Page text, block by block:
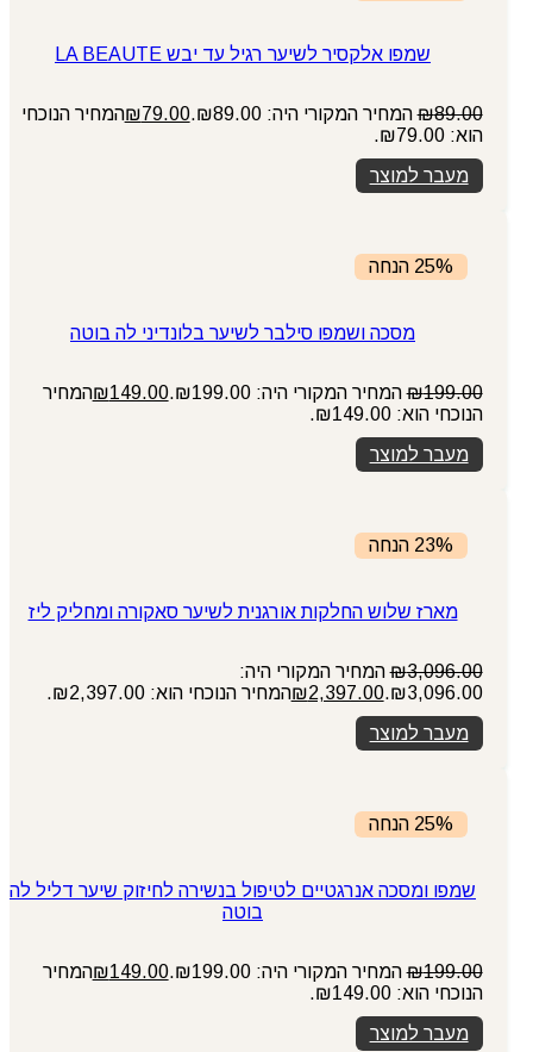
שמפו אלקסיר לשיער רגיל עד יבש LA BEAUTE
₪89.00 המחיר המקורי היה: ₪89.00. ₪79.00
המחיר הנוכחי
הוא: ₪79.00.
מעבר למוצר
25% הנחה
מסכה ושמפו סילבר לשיער בלונדיני לה בוטה
₪199.00 המחיר המקורי היה: ₪199.00. ₪149.00
המחיר
הנוכחי הוא: ₪149.00.
מעבר למוצר
23% הנחה
מארז שלוש החלקות אורגנית לשיער סאקורה ומחליק ליז
₪3,096.00
המחיר המקורי היה:
₪3,096.00.
₪2,397.00
המחיר הנוכחי הוא: ₪2,397.00.
מעבר למוצר
25% הנחה
שמפו ומסכה אנרגטיים לטיפול בנשירה לחיזוק שיער דליל לה
בוטה
₪199.00 המחיר המקורי היה: ₪199.00. ₪149.00
המחיר
הנוכחי הוא: ₪149.00.
מעבר למוצר